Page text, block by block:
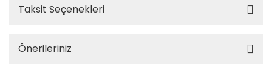
Taksit Seçenekleri
Önerileriniz